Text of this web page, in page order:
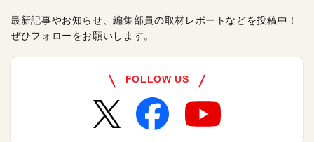
最新記事やお知らせ、編集部員の取材レポートなどを投稿中！
ぜひフォローをお願いします。
FOLLOW US